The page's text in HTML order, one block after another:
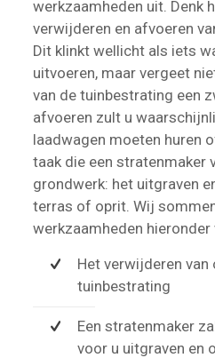
werkzaamheden uit. Denk
verwijderen en afvoeren
Dit klinkt wellicht als iets
uitvoeren, maar vergeet
van de tuinbestrating een
afvoeren zult u
laadwagen moeten huren
taak die een stratenmaker
grondwerk: het uitgraven
terras of oprit. Wij
werkzaamheden hieronder
Het verwijderen
tuinbestrating
Een stratenmaker
voor u uitgraven en